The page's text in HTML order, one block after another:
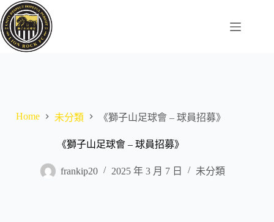
Skip
to
content
Home 未分類 《獅子山足球會 – 球員招募》
《獅子山足球會 – 球員招募》
frankip20 2025 年 3 月 7 日 未分類